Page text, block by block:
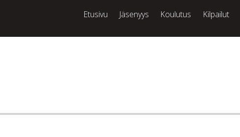
Etusivu Jäsenyys Koulutus Kilpailut